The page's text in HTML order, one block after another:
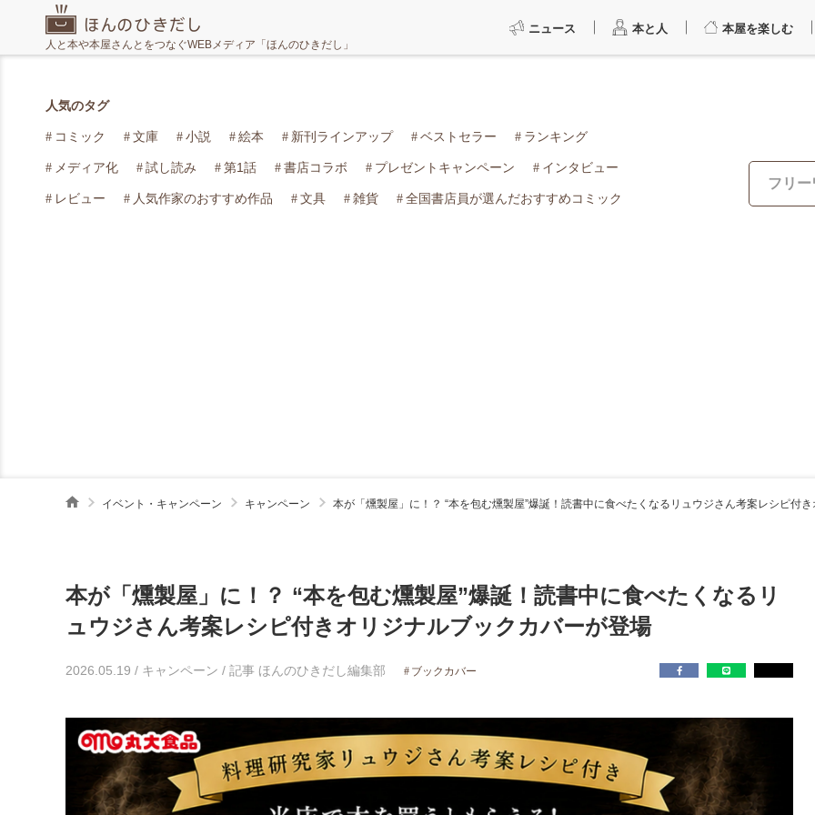
人と本や本屋さんとをつなぐWEBメディア「ほんのひきだし」
ニュース 本と人 本屋を楽しむ
人気のタグ
コミック 文庫 小説 絵本 新刊ラインアップ ベストセラー ランキング
メディア化 試し読み 第1話 書店コラボ プレゼントキャンペーン インタビュー
レビュー 人気作家のおすすめ作品 文具 雑貨 全国書店員が選んだおすすめコミック
イベント・キャンペーン キャンペーン 本が「燻製屋」に！？ “本を包む燻製屋”爆誕！読書中に食べたくなるリュウジさん考案レシピ付
本が「燻製屋」に！？ “本を包む燻製屋”爆誕！読書中に食べたくなるリ
ュウジさん考案レシピ付きオリジナルブックカバーが登場
2026.05.19 / キャンペーン / 記事 ほんのひきだし編集部 ブックカバー